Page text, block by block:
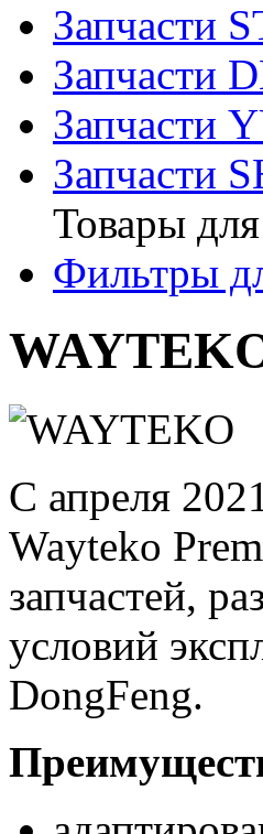
Запчасти
Запчасти
Запчасти
Запчасти
Товары
Фильтры
С апреля
Wayteko
запчастей,
условий
DongFeng.